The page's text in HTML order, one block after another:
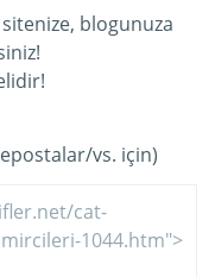
blogunuza
vs. için)